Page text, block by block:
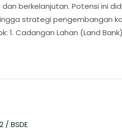
berkelanjutan. Potensi ini
strategi pengembangan
​1. Cadangan Lahan (Land Bank)
/ BSDE